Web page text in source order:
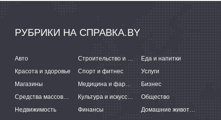
РУБРИКИ НА СПРАВКА.BY
Авто Строительство и ремонт
Еда и напитки
Красота и здоровье
Спорт и фитнес
Услуги
Магазины
Медицина и фармацевтика
Бизнес
Средства массовой информации
Культура и искусство
Общество
Недвижимость
Финансы
Домашние животные